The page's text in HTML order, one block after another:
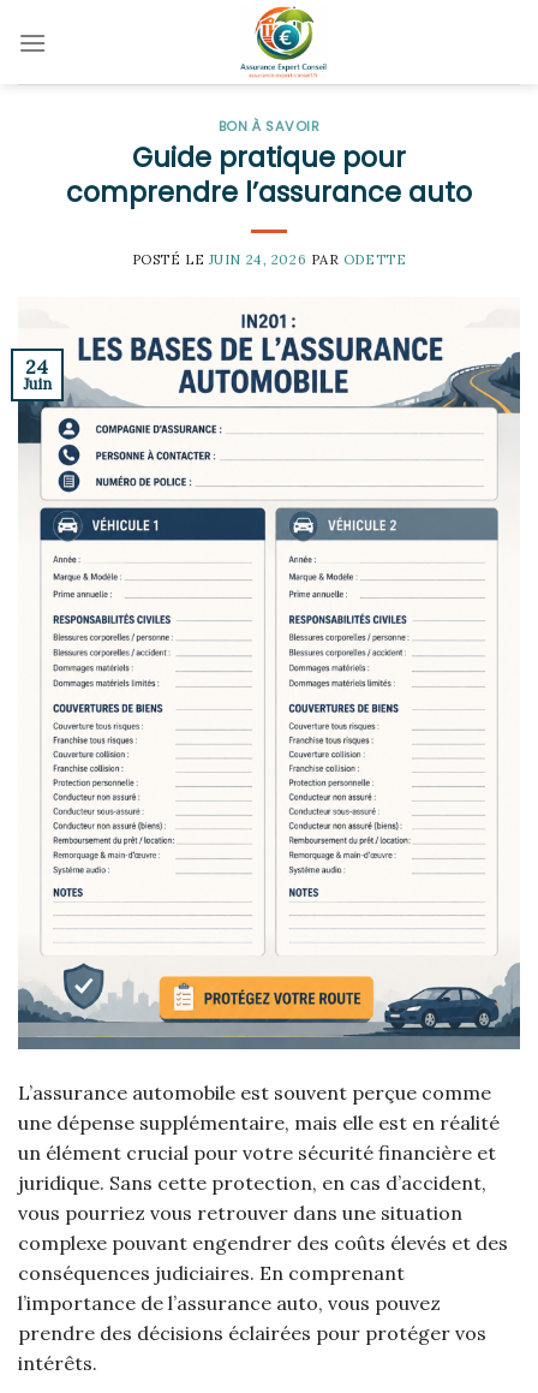
BON À SAVOIR
Guide pratique pour
comprendre l’assurance auto
POSTÉ LE JUIN 24, 2026 PAR ODETTE
24
Juin
L’assurance automobile est souvent perçue comme
une dépense supplémentaire, mais elle est en réalité
un élément crucial pour votre sécurité financière et
juridique. Sans cette protection, en cas d’accident,
vous pourriez vous retrouver dans une situation
complexe pouvant engendrer des coûts élevés et des
conséquences judiciaires. En comprenant
l’importance de l’assurance auto, vous pouvez
prendre des décisions éclairées pour protéger vos
intérêts.